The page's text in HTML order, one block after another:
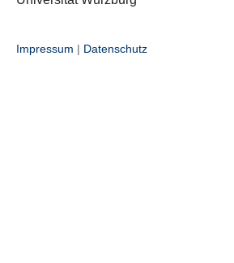
Impressum | Datenschutz